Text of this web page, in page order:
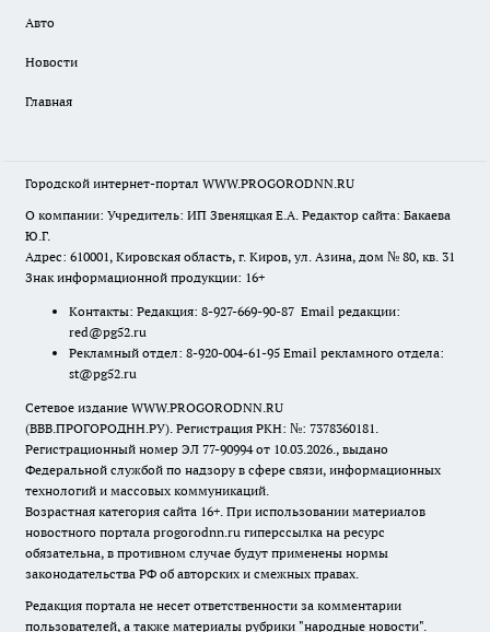
Авто
Новости
Главная
Городской интернет-портал WWW.PROGORODNN.RU
О компании: Учредитель: ИП Звеняцкая Е.А. Редактор сайта: Бакаева
Ю.Г.
Адрес: 610001, Кировская область, г. Киров, ул. Азина, дом № 80, кв. 31
Знак информационной продукции: 16+
Контакты: Редакция: 8-927-669-90-87 Email редакции:
red@pg52.ru
Рекламный отдел: 8-920-004-61-95 Email рекламного отдела:
st@pg52.ru
Сетевое издание WWW.PROGORODNN.RU
(ВВВ.ПРОГОРОДНН.РУ). Регистрация РКН: №: 7378360181.
Регистрационный номер ЭЛ 77-90994 от 10.03.2026., выдано
Федеральной службой по надзору в сфере связи, информационных
технологий и массовых коммуникаций.
Возрастная категория сайта 16+. При использовании материалов
новостного портала progorodnn.ru гиперссылка на ресурс
обязательна, в противном случае будут применены нормы
законодательства РФ об авторских и смежных правах.
Редакция портала не несет ответственности за комментарии
пользователей, а также материалы рубрики "народные новости".